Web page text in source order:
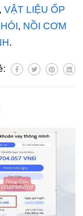
, VẬT LIỆU ỐP
, NỒI CƠM
.